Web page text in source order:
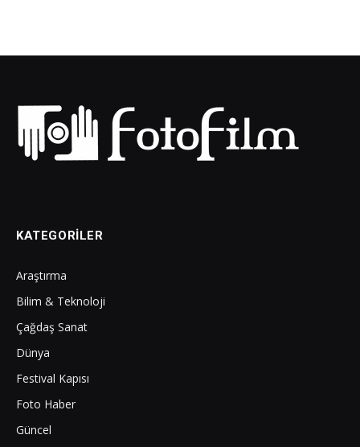
KATEGORILER
Araştırma
Bilim & Teknoloji
Çağdaş Sanat
Dünya
Festival Kapısı
Foto Haber
Güncel